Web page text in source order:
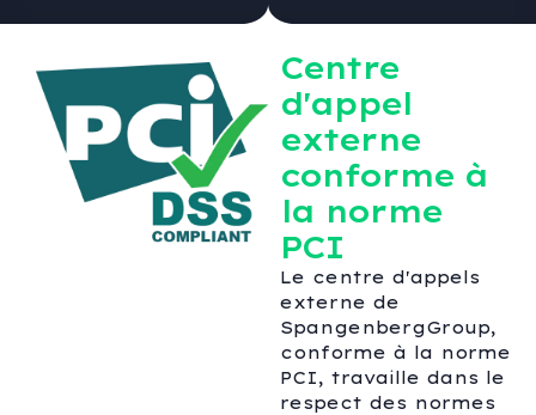
Centre
d'appel
externe
conforme à
la norme
PCI
Le centre d'appels
externe de
SpangenbergGroup,
conforme à la norme
PCI, travaille dans le
respect des normes